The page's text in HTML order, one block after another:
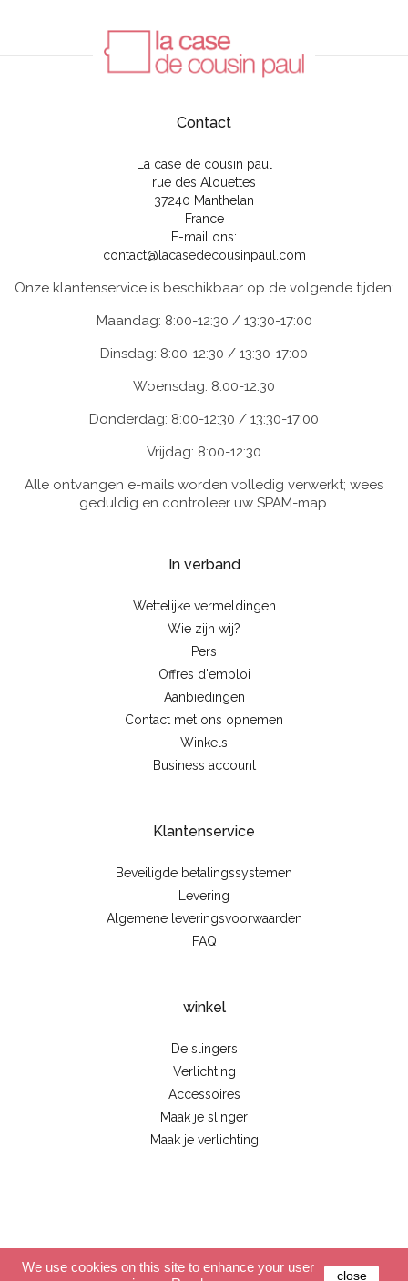
Contact
La case de cousin paul
rue des Alouettes
37240 Manthelan
France
E-mail ons:
contact@lacasedecousinpaul.com
Onze klantenservice is beschikbaar op de volgende tijden:
Maandag: 8:00-12:30 / 13:30-17:00
Dinsdag: 8:00-12:30 / 13:30-17:00
Woensdag: 8:00-12:30
Donderdag: 8:00-12:30 / 13:30-17:00
Vrijdag: 8:00-12:30
Alle ontvangen e-mails worden volledig verwerkt; wees
geduldig en controleer uw SPAM-map.
In verband
Wettelijke vermeldingen
Wie zijn wij?
Pers
Offres d'emploi
Aanbiedingen
Contact met ons opnemen
Winkels
Business account
Klantenservice
Beveiligde betalingssystemen
Levering
Algemene leveringsvoorwaarden
FAQ
winkel
De slingers
Verlichting
Accessoires
Maak je slinger
Maak je verlichting
We use cookies on this site to enhance your user
close
© 2026 - La case de cousin Paul